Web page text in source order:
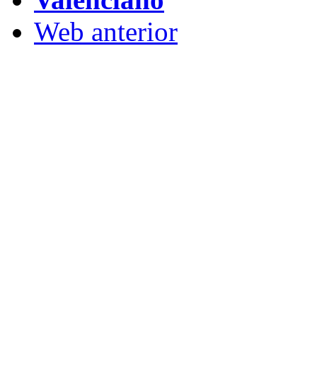
Web anterior